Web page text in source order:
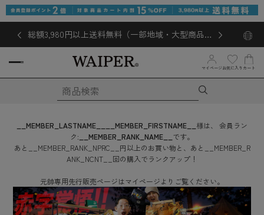
総額3,980円以上送料無料（一部地域・大型商品対
マイページ お気に入り カート
__MEMBER_LASTNAME__ __MEMBER_FIRSTNAME__ 様は、
会員ラン
ク: __MEMBER_RANK_NAME__ です。
あと
__MEMBER_RANK_NPRC__ 円以上のお買い物と、あと
__MEMBER_R
ANK_NCNT__ 回の購入でランクアップ！
元帥専用先行販売ページはマイページよりご覧ください。